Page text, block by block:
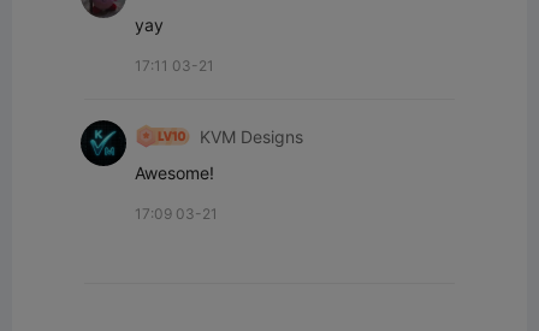
yay
17:11 03-21
KVM Designs
Awesome!
17:09 03-21